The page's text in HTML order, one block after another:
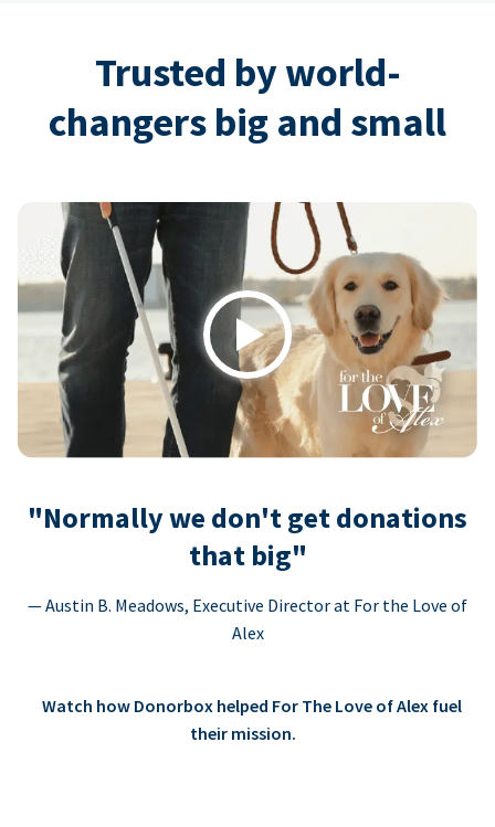
Trusted by world-
changers big and small
Play
"Normally we don't get donations
that big"
— Austin B. Meadows, Executive Director at For the Love of
Alex
Watch how Donorbox helped For The Love of Alex fuel
their mission.